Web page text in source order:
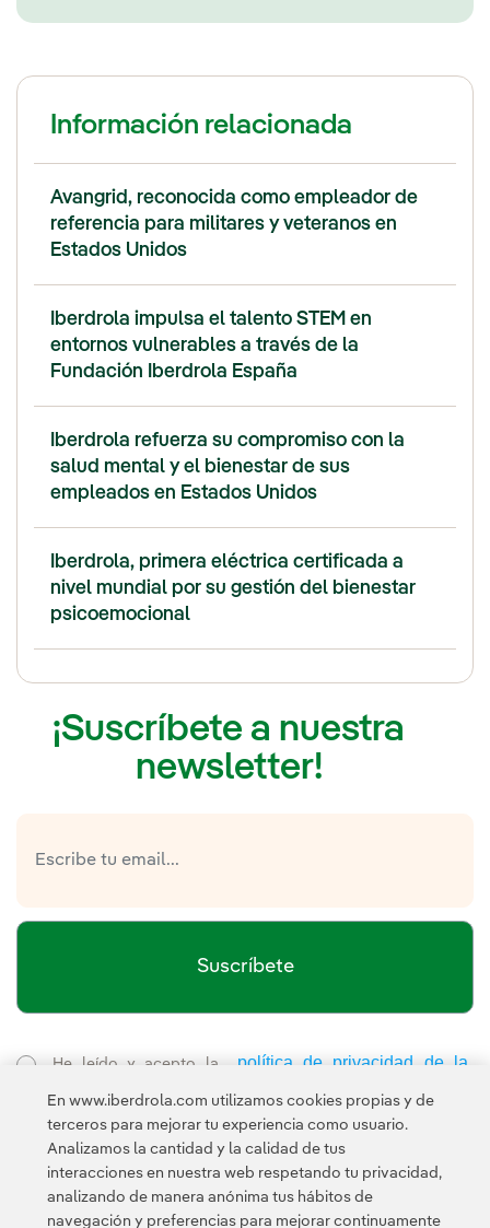
Información relacionada
Avangrid, reconocida como empleador de
referencia para militares y veteranos en
Estados Unidos
Iberdrola impulsa el talento STEM en
entornos vulnerables a través de la
Fundación Iberdrola España
Iberdrola refuerza su compromiso con la
salud mental y el bienestar de sus
empleados en Estados Unidos
Iberdrola, primera eléctrica certificada a
nivel mundial por su gestión del bienestar
psicoemocional
¡Suscríbete a nuestra
newsletter!
Suscríbete
He leído y acepto la
política de privacidad de la
Newsletter
Enlace externo, se abre en ventana nueva.
Esta página está protegida por reCAPTCHA y se aplican la
Política de privacidad y los Términos de servicio
En www.iberdrola.com utilizamos cookies propias y de
terceros para mejorar tu experiencia como usuario.
Analizamos la cantidad y la calidad de tus
interacciones en nuestra web respetando tu privacidad,
analizando de manera anónima tus hábitos de
navegación y preferencias para mejorar continuamente